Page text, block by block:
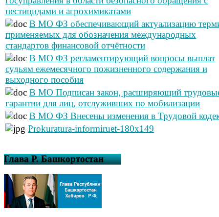
пестицидами и агрохимикатами
В МО ФЗ обеспечивающий актуализацию
применяемых для обозначения международных
стандартов финансовой отчётности
В МО ФЗ регламентирующий вопросы выплат
судьям ежемесячного пожизненного содержания и
выходного пособия
В МО Подписан закон, расширяющий
гарантии для лиц, отслуживших по мобилизации
В МО ФЗ Внесены изменения в Трудовой
Prokuratura-informiruet-180x149
Глава Р. Башкортостан